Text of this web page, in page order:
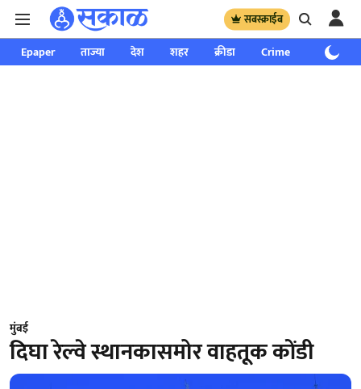
सबस्क्राईब
Epaper ताज्या देश शहर क्रीडा Crime साप्ताहिक
मुंबई
दिघा रेल्वे स्थानकासमोर वाहतूक कोंडी